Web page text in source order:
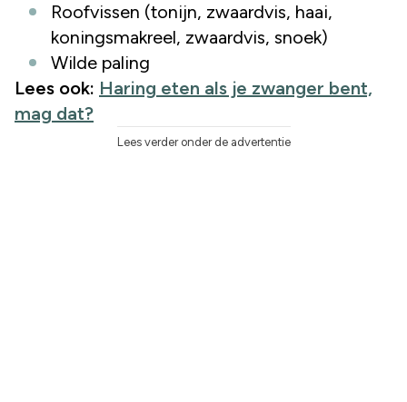
Roofvissen (tonijn, zwaardvis, haai,
koningsmakreel, zwaardvis, snoek)
Wilde paling
Lees ook: Haring eten als je zwanger bent,
mag dat?
Lees verder onder de advertentie